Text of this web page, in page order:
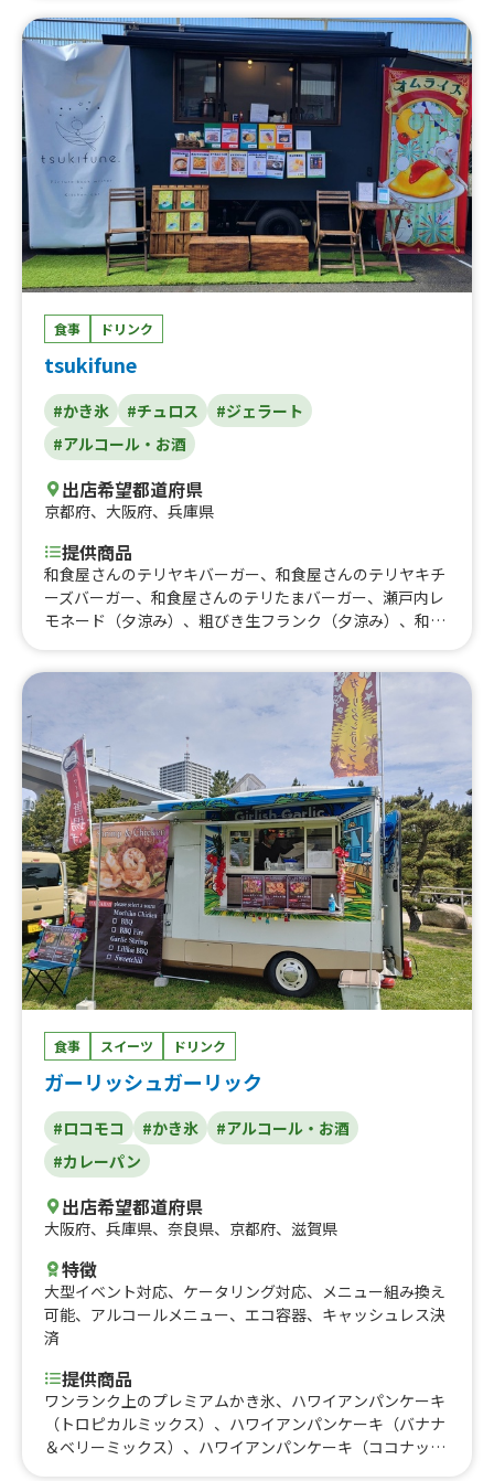
使ったおにぎり（炙り明太子）、大阪産の海苔を使ったお
にぎり（いぶりがっこクリームチーズ）、トロピカル、骨
付きソーセージ、ガーリックソーセージ、アメリカンソー
セージ、オーガニックスムージー、おにぎり 特別価格
350円（ごま昆布、ツナマヨ、高菜、鮭）、おにぎり 特
別価格 300円（銀シャリ）、生いちごカスタードパイ、
粕汁、おにぎり２つセット、生いちごクリームクレープ、
チョコバナナクレープ、お試し銀シャリ、ぜんざい、おで
ん 5種盛り、抹茶ラテ、ホットレモン、ホットコーヒ
ー、甘酒、コーンスープ、果汁100% パインジュース、果
汁100% ぶどうジュース、果汁100% オレンジジュース、
果汁100% りんごジュース、レモネード、レモネードスカ
抹茶ミルク、いちごミルク、ミックスジュース、ティーソ
ーダ、アイスティー、ロイヤルミルクティー、アイスコー
ヒー、カフェオレ、おにぎり 500円、おにぎり 400
円、塩おにぎり 350円、ノンアルコールカクテル、果肉
たっぷりかき氷、豚汁、おにぎりと豚汁セット、おにぎ
り 450円、おにぎりセット（具と具）、冷やしわらびも
ぜんざい、宇治抹茶ミルクタピオカ、タピオカミルクティ
ー、苺ミルクタピオカ、マンゴータピオカ、焼き京野菜ハ
ラミ丼、ふわふわ氷、もちチーズ九条ねぎ焼き(ミディア
ムサイズ)、京都九条ねぎ焼き(ハーフサイズ)、アメリカン
ロングポテト、しいたけバター醬油焼き、九条ねぎの一本
焼き、ハラミ串、チョコ生クリームラテ、キャラメル生ク
リームラテ、宇治抹茶の生クリームラテ、麒麟レモン酎ハ
イ、KIRIN一番搾り生ビール、ロングチュロス、粗挽き豆
手立て珈琲、チョコ生クリームラテ、キャラメル生クリー
ムラテ、宇治抹茶生クリームラテ、京都産フルーツトマト
のミネストローネ、漬け込み熟製唐揚げ北海道ザンギ&ポ
テトセット、九条ねぎと牛たんの焼きそば、特選牛タン
串、貴船白うさぎ氷、平等院氷、宇治抹茶100%の宇治抹
茶金時ミルク氷、北海道厚切りポテト、漬け込み熟成唐揚
げ！北海道ザンギ
食事 ドリンク
tsukifune
#かき氷 #チュロス
#ジェラート
#アルコール・お酒
出店希望都道府県
京都府、 大阪府、 兵庫県
提供商品
和食屋さんのテリヤキバーガー、和食屋さんのテリヤキチ
ーズバーガー、和食屋さんのテリたまバーガー、瀬戸内レ
モネード（夕涼み）、粗びき生フランク（夕涼み）、和食
ル（夕涼み）、缶ビール（夕涼み）、チュロス(夕涼
み）、瀬戸内レモンかき氷（夕涼み）、かき氷（夕涼
み」）、サツマイモスティックハニーバター、焼き芋ブリ
ュレ、カレーまぜうどん、オーガニックコーヒー、果肉入
りフワ雪かき氷、チュロス、粗びき生フランク、豚汁、ビ
ール、レモンサワー、ハイボール、オニオンリング、ポテ
トフライ、瀬戸内レモネード、チキンナゲット、おむすび
サンド、とろ〜り卵のオムライス
食事 スイーツ ドリンク
ガーリッシュガーリック
#ロコモコ #かき氷
#アルコール・お酒
#カレーパン
出店希望都道府県
大阪府、 兵庫県、 奈良県、 京都府、 滋賀県
特徴
大型イベント対応、 ケータリング対応、 メニュー組み換え
可能、 アルコールメニュー、 エコ容器、 キャッシュレス決
済
提供商品
ワンランク上のプレミアムかき氷、ハワイアンパンケーキ
（トロピカルミックス）、ハワイアンパンケーキ（バナナ
＆ベリーミックス）、ハワイアンパンケーキ（ココナッツ